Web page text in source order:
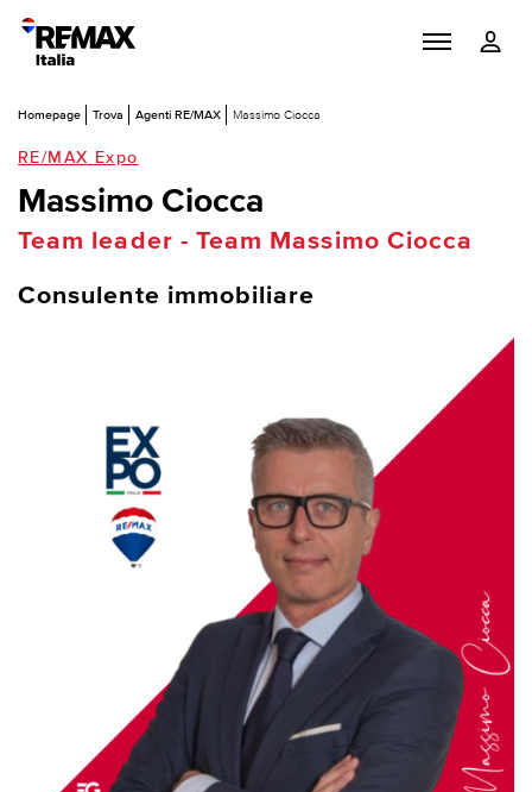
Homepage Trova Agenti RE/MAX Massimo Ciocca
RE/MAX Expo
Massimo Ciocca
Team leader - Team Massimo Ciocca
Consulente immobiliare